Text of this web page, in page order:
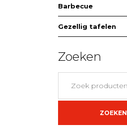
Barbecue
Gezellig tafelen
Zoeken
naar:
ZOEKEN